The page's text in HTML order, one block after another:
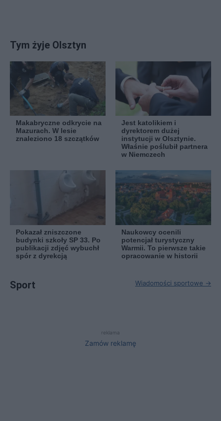
Tym żyje Olsztyn
Makabryczne odkrycie na
Mazurach. W lesie
znaleziono 18 szczątków
Jest katolikiem i
dyrektorem dużej
instytucji w Olsztynie.
Właśnie poślubił partnera
w Niemczech
Pokazał zniszczone
budynki szkoły SP 33. Po
publikacji zdjęć wybuchł
spór z dyrekcją
Naukowcy ocenili
potencjał turystyczny
Warmii. To pierwsze takie
opracowanie w historii
Sport Wiadomości sportowe →
reklama
Zamów reklamę